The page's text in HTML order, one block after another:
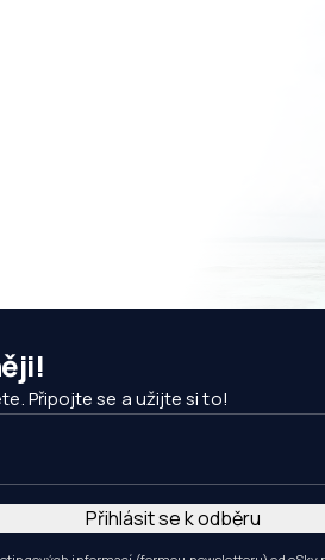
Připojte se a užijte si to!
Přihlásit se k odběru